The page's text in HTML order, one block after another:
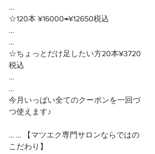
…
☆120本 ¥16000→¥12650税込
…
…
☆ちょっとだけ足したい方20本¥3720
税込
…
…
今月いっぱい全てのクーポンを一回づ
つ使えます♪
… … 【マツエク専門サロンならではの
こだわり】